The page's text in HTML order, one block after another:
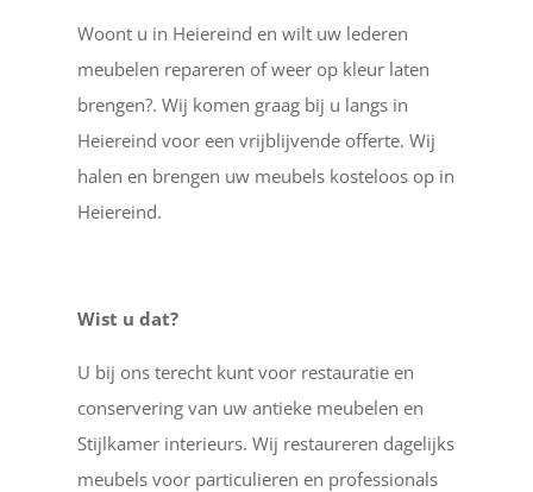
Woont u in Heiereind en wilt uw lederen
meubelen repareren of weer op kleur laten
brengen?. Wij komen graag bij u langs in
Heiereind voor een vrijblijvende offerte. Wij
halen en brengen uw meubels kosteloos op in
Heiereind.
Wist u dat?
U bij ons terecht kunt voor restauratie en
conservering van uw antieke meubelen en
Stijlkamer interieurs. Wij restaureren dagelijks
meubels voor particulieren en professionals